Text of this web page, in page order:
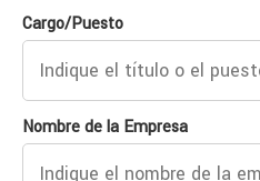
Cargo/Puesto
Nombre de la Empresa